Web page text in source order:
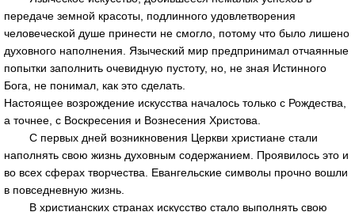
передаче земной красоты, подлинного удовлетворения
человеческой душе принести не смогло, потому что было лишено
духовного наполнения. Языческий мир предпринимал отчаянные
попытки заполнить очевидную пустоту, но, не зная Истинного
Бога, не понимал, как это сделать.
Настоящее возрождение искусства началось только с Рождества,
а точнее, с Воскресения и Вознесения Христова.
С первых дней возникновения Церкви христиане стали
наполнять свою жизнь духовным содержанием. Проявилось это и
во всех сферах творчества. Евангельские символы прочно вошли
в повседневную жизнь.
В христианских странах искусство стало выполнять свою